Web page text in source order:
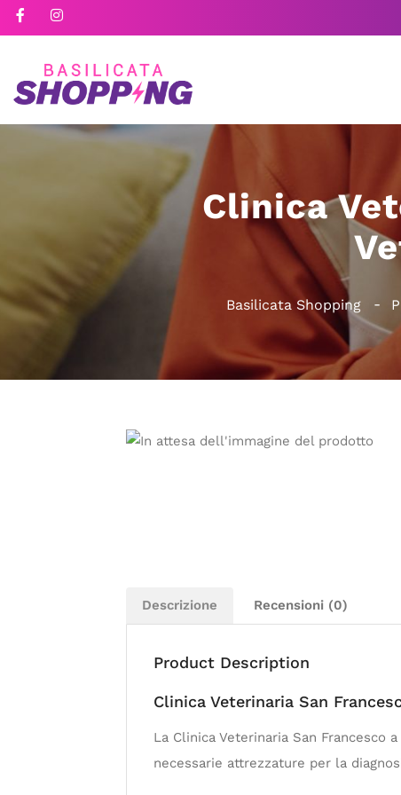
Clinica
Basilicata Shopping
Descrizione Recensioni (0)
Product Description
Clinica Veterinaria San
La Clinica Veterinaria San
necessarie attrezzature per la